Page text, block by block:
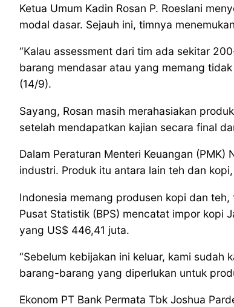
Ketua Umum Kadin Rosan P. Roeslani
modal dasar. Sejauh ini, timnya
“Kalau assessment dari tim ada sekitar
barang mendasar atau yang memang
(14/9).
Sayang, Rosan masih merahasiakan
setelah mendapatkan kajian secara final
Dalam Peraturan Menteri Keuangan
industri. Produk itu antara lain teh dan
Indonesia memang produsen kopi dan
Pusat Statistik (BPS) mencatat impor kopi
yang US$ 446,41 juta.
“Sebelum kebijakan ini keluar, kami
barang-barang yang diperlukan untuk
Ekonom PT Bank Permata Tbk Joshua